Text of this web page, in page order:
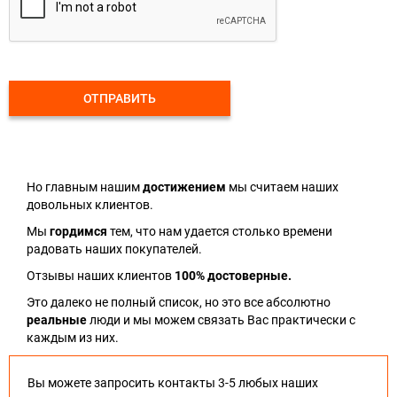
ОТПРАВИТЬ
Но главным нашимдостижением мы считаем наших
довольных клиентов.
Мы гордимся тем, что нам удается столько времени
радовать наших покупателей.
Отзывы наших клиентов 100% достоверные.
Это далеко не полный список, но это все абсолютно
реальныелюди и мы можем связать Вас практически с
каждым из них.
Вы можете запросить контакты 3-5 любых наших